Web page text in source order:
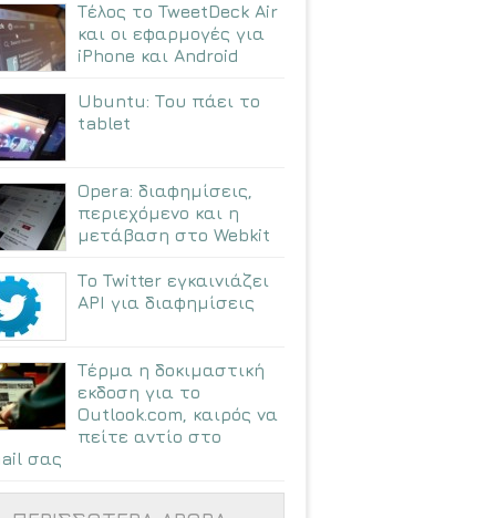
Τέλος το TweetDeck Air
και οι εφαρμογές για
iPhone και Android
Ubuntu: Tου πάει το
tablet
Opera: διαφημίσεις,
περιεχόμενο και η
μετάβαση στο Webkit
Το Twitter εγκαινιάζει
API για διαφημίσεις
Τέρμα η δοκιμαστική
εκδοση για το
Outlook.com, καιρός να
πείτε αντίο στο
σας